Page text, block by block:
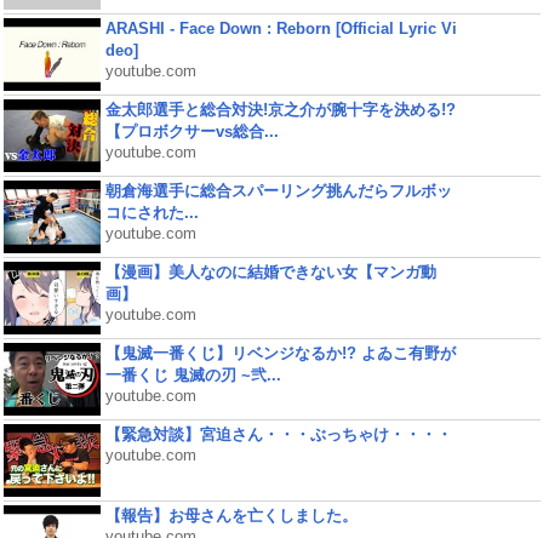
ARASHI - Face Down : Reborn [Official Lyric Vi
deo]
youtube.com
金太郎選手と総合対決!京之介が腕十字を決める!?
【プロボクサーvs総合...
youtube.com
朝倉海選手に総合スパーリング挑んだらフルボッ
コにされた...
youtube.com
【漫画】美人なのに結婚できない女【マンガ動
画】
youtube.com
【鬼滅一番くじ】リベンジなるか!? よゐこ有野が
一番くじ 鬼滅の刃 ~弐...
youtube.com
【緊急対談】宮迫さん・・・ぶっちゃけ・・・・
youtube.com
【報告】お母さんを亡くしました。